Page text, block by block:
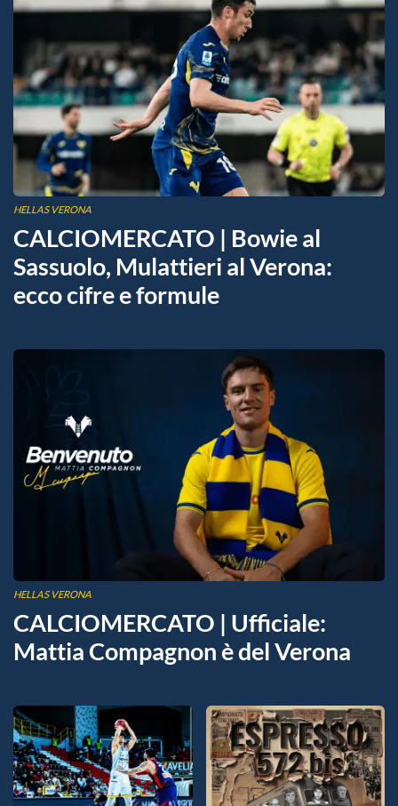
HELLAS VERONA
CALCIOMERCATO | Bowie al
Sassuolo, Mulattieri al Verona:
ecco cifre e formule
HELLAS VERONA
CALCIOMERCATO | Ufficiale:
Mattia Compagnon è del Verona